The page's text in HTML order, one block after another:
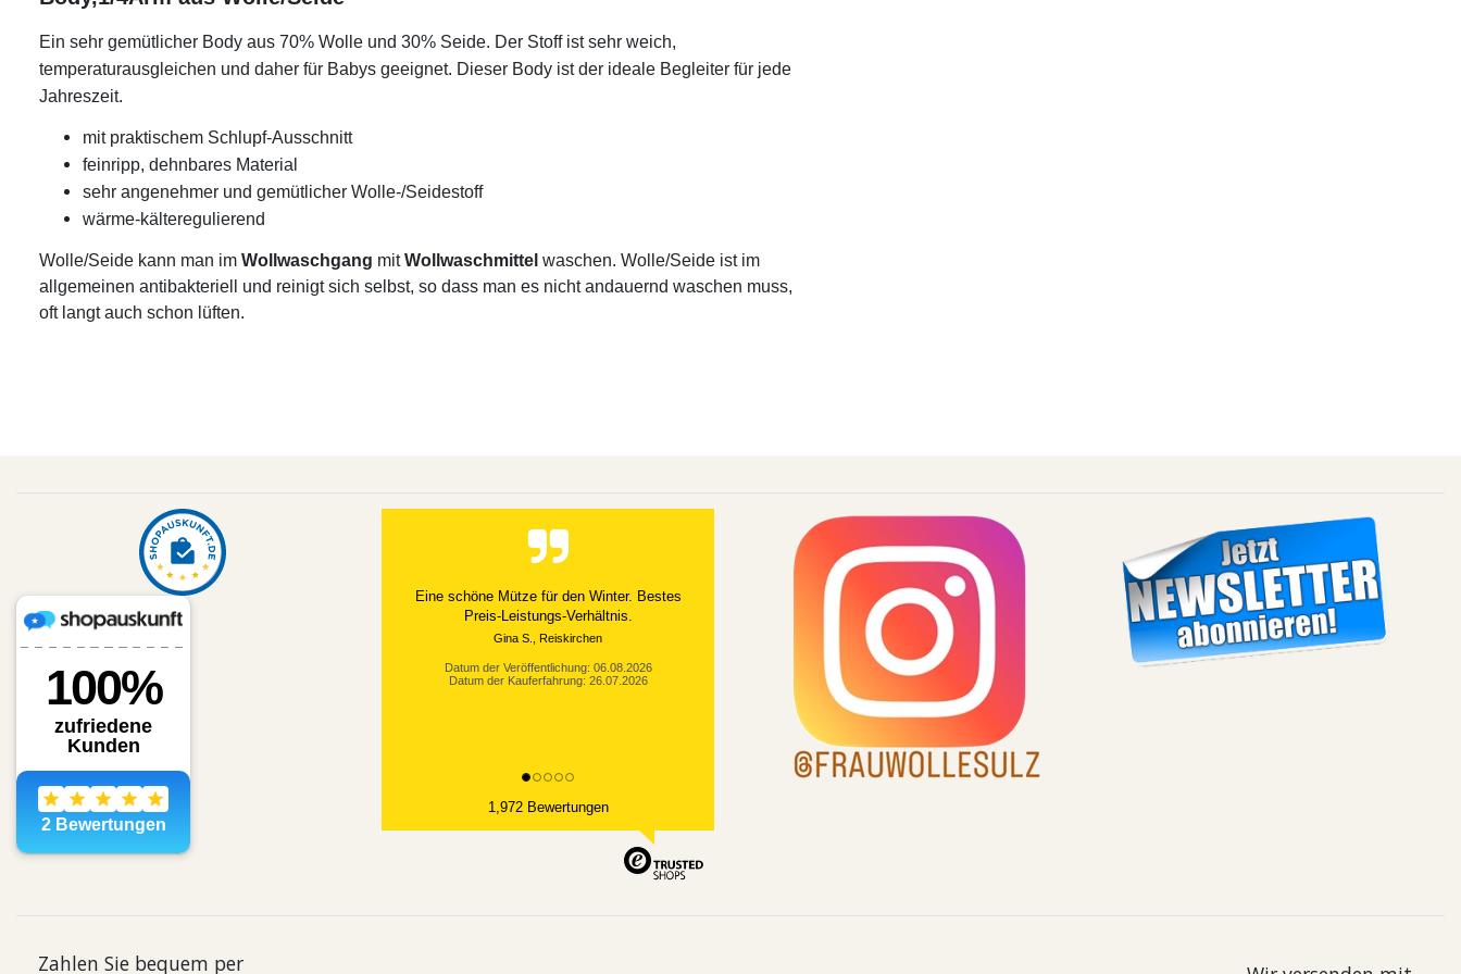
Ein sehr gemütlicher Body aus 70% Wolle und 30% Seide. Der Stoff ist sehr weich,
temperaturausgleichen und daher für Babys geeignet. Dieser Body ist der ideale Begleiter für jede
Jahreszeit.
mit praktischem Schlupf-Ausschnitt
feinripp, dehnbares Material
sehr angenehmer und gemütlicher Wolle-/Seidestoff
wärme-kälteregulierend
Wolle/Seide kann man im Wollwaschgang mitWollwaschmittel waschen. Wolle/Seide ist im
allgemeinen antibakteriell und reinigt sich selbst, so dass man es nicht andauernd waschen muss,
oft langt auch schon lüften.
Eine schöne Mütze für den Winter. Bestes
Preis-Leistungs-Verhältnis.
Gina S., Reiskirchen
Datum der Veröffentlichung: 06.08.2026
Datum der Kauferfahrung: 26.07.2026
1,972 Bewertungen
Zahlen Sie bequem per